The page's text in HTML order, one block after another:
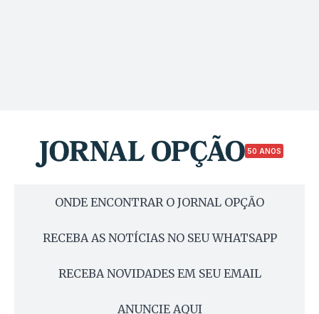
50 ANOS
ONDE ENCONTRAR O JORNAL OPÇÃO
RECEBA AS NOTÍCIAS NO SEU WHATSAPP
RECEBA NOVIDADES EM SEU EMAIL
ANUNCIE AQUI